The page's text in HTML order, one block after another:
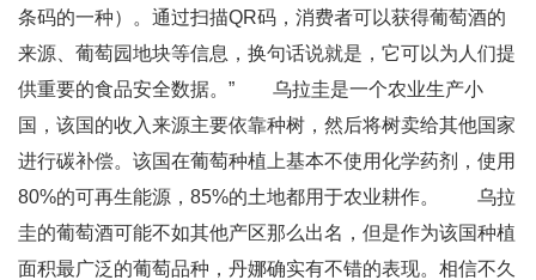
条码的一种）。通过扫描QR码，消费者可以获得葡萄酒的
来源、葡萄园地块等信息，换句话说就是，它可以为人们提
供重要的食品安全数据。” 乌拉圭是一个农业生产小
国，该国的收入来源主要依靠种树，然后将树卖给其他国家
进行碳补偿。该国在葡萄种植上基本不使用化学药剂，使用
80%的可再生能源，85%的土地都用于农业耕作。 乌拉
圭的葡萄酒可能不如其他产区那么出名，但是作为该国种植
面积最广泛的葡萄品种，丹娜确实有不错的表现。相信不久